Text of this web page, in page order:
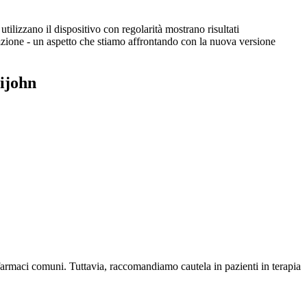
il dispositivo con regolarità mostrano risultati
- un aspetto che stiamo affrontando con la nuova versione
comuni. Tuttavia, raccomandiamo cautela in pazienti in terapia